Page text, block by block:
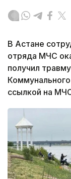
В Астане
отряда МЧС
получил
ссылкой на